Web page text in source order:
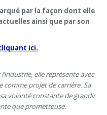
par la façon dont elle
ainsi que par son
ici.
elle représente avec
comme projet de carrière. Sa
volonté constante de grandir
que prometteuse.